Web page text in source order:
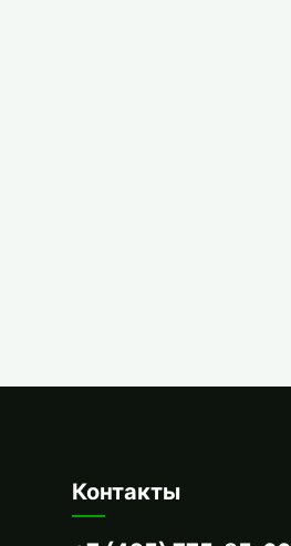
Контакты